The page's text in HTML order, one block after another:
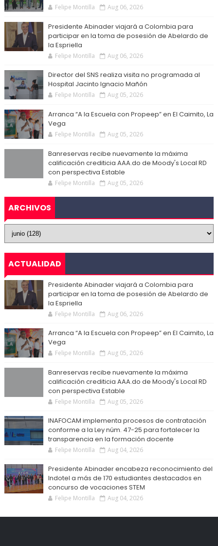
Felipe Montilla Aug 06, 2026
Presidente Abinader viajará a Colombia para
participar en la toma de posesión de Abelardo de
la Espriella
Felipe Montilla Aug 06, 2026
Director del SNS realiza visita no programada al
Hospital Jacinto Ignacio Mañón
Felipe Montilla Aug 05, 2026
Arranca “A la Escuela con Propeep” en El Caimito, La
Vega
Felipe Montilla Aug 05, 2026
Banreservas recibe nuevamente la máxima
calificación crediticia AAA.do de Moody's Local RD
con perspectiva Estable
Felipe Montilla Aug 05, 2026
ARCHIVOS
ACTUALIDAD
Presidente Abinader viajará a Colombia para
participar en la toma de posesión de Abelardo de
la Espriella
Felipe Montilla Aug 06, 2026
Arranca “A la Escuela con Propeep” en El Caimito, La
Vega
Felipe Montilla Aug 05, 2026
Banreservas recibe nuevamente la máxima
calificación crediticia AAA.do de Moody's Local RD
con perspectiva Estable
Felipe Montilla Aug 05, 2026
INAFOCAM implementa procesos de contratación
conforme a la Ley núm. 47-25 para fortalecer la
transparencia en la formación docente
Felipe Montilla Aug 04, 2026
Presidente Abinader encabeza reconocimiento del
Indotel a más de 170 estudiantes destacados en
concurso de vocaciones STEM
Felipe Montilla Aug 04, 2026